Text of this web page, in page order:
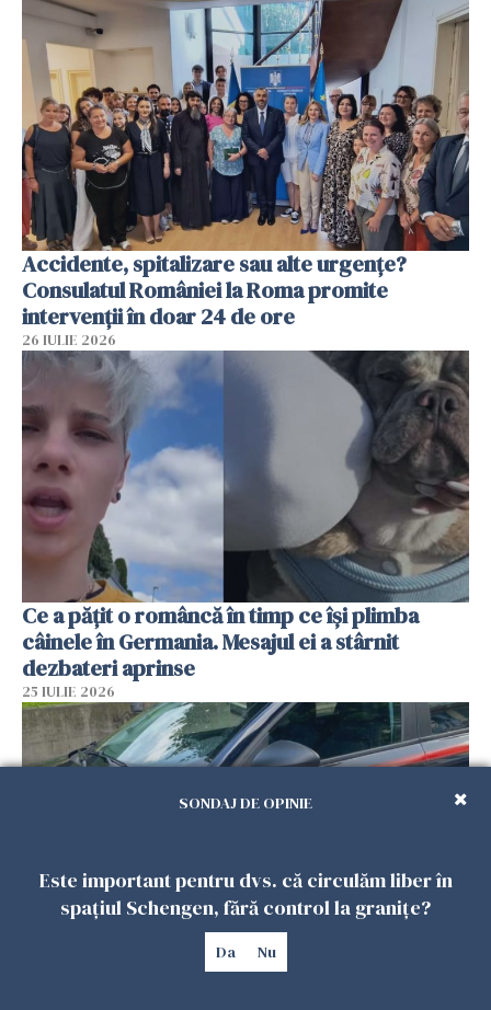
Accidente, spitalizare sau alte urgențe?
Consulatul României la Roma promite
intervenții în doar 24 de ore
26 IULIE 2026
Ce a pățit o româncă în timp ce își plimba
câinele în Germania. Mesajul ei a stârnit
dezbateri aprinse
25 IULIE 2026
Româncă din Italia, acuzată că și-a lăsat copiii
SONDAJ DE OPINIE
Este important pentru dvs. că circulăm liber în
spațiul Schengen, fără control la granițe?
Da Nu